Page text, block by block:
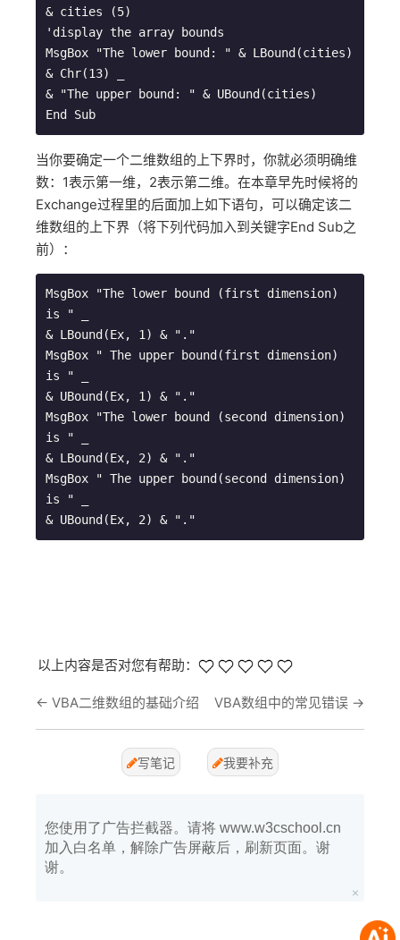
& cities (5)
'display the array bounds
MsgBox "The lower bound: " & LBound(cities)
& Chr(13) _
& "The upper bound: " & UBound(cities)
当你要确定一个二维数组的上下界时，你就必须明确维
数：1表示第一维，2表示第二维。在本章早先时候将的
Exchange过程里的后面加上如下语句，可以确定该二
维数组的上下界（将下列代码加入到关键字End Sub之
前）：
MsgBox "The lower bound (first dimension)
is " _
& LBound(Ex, 1) & "."
MsgBox " The upper bound(first dimension)
is " _
& UBound(Ex, 1) & "."
MsgBox "The lower bound (second dimension)
is " _
& LBound(Ex, 2) & "."
MsgBox " The upper bound(second dimension)
is " _
以上内容是否对您有帮助：
← VBA二维数组的基础介绍 VBA数组中的常见错误 →
写笔记 我要补充
您使用了广告拦截器。请将 www.w3cschool.cn
加入白名单，解除广告屏蔽后，刷新页面。谢
谢。